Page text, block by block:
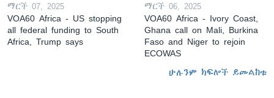
ማርች 07, 2025
VOA60 Africa - US stopping
all federal funding to South
Africa, Trump says
ማርች 06, 2025
VOA60 Africa - Ivory Coast,
Ghana call on Mali, Burkina
Faso and Niger to rejoin
ECOWAS
ሁሉንም ክፍሎች ይመልከቱ